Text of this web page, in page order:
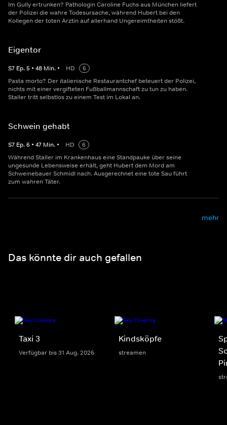
Im Gully ertrunken? Pathologin Caroline Fuchs aus München liefert
der Polizei die wahre Todesursache, während Hubert bei den
Kollegen der toten Arztin auf allerhand Ungereimtheiten stößt.
Eigentor
S7 Ep.5 • 48 Min. • HD
6
Pasta morto? Der italienische Restaurantchef beteuert der Polizei,
nichts mit einer vergifteten Fußballmannschaft zu tun zu haben.
Staller tritt selbstlos zu einem Test im Lokal an.
Schwein gehabt
S7 Ep.6 • 47 Min. • HD
6
Während Staller im Krankenhaus eine Standpauke über seine
ungesunde Lebensweise erhält, geht Hubert dem Mord am
Schweinebauer Schmidl nach. Ausgerechnet eine tote Sau führt
zum wahren Täter.
mehr
Das könnte dir auch gefallen
Taxi 3
Verfügbar bis 31 Aug. 2026
Kindsköpfe
streamen